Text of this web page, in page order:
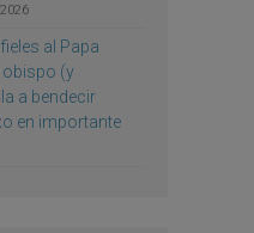
al Papa
(y
a bendecir
en importante